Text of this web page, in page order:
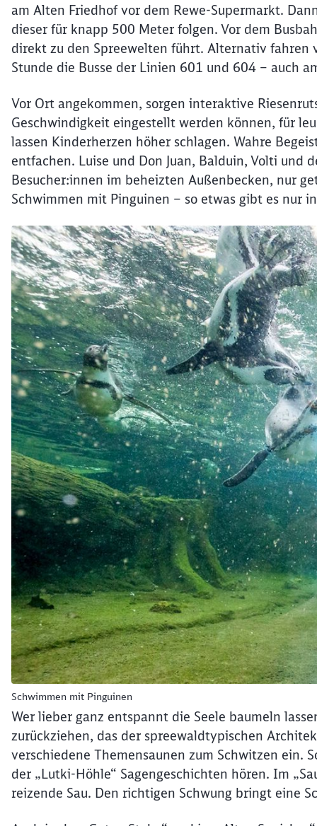
am Alten Friedhof vor dem Rewe-Supermarkt.
dieser für knapp 500 Meter folgen. Vor dem
direkt zu den Spreewelten führt. Alternativ fahren
Stunde die Busse der Linien 601 und 604 – auch
Vor Ort angekommen, sorgen interaktive
Geschwindigkeit eingestellt werden können, für
lassen Kinderherzen höher schlagen. Wahre
entfachen. Luise und Don Juan, Balduin, Volti und
Besucher:innen im beheizten Außenbecken, nur
Schwimmen mit Pinguinen – so etwas gibt es nur
Schwimmen mit Pinguinen
Wer lieber ganz entspannt die Seele baumeln
zurückziehen, das der spreewaldtypischen
verschiedene Themensaunen zum Schwitzen ein.
der „Lutki-Höhle“ Sagengeschichten hören. Im
reizende Sau. Den richtigen Schwung bringt eine